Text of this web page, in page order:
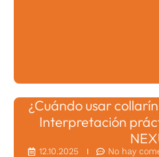
¿Cuándo usar
Interpretación
12.10.2025 No hay